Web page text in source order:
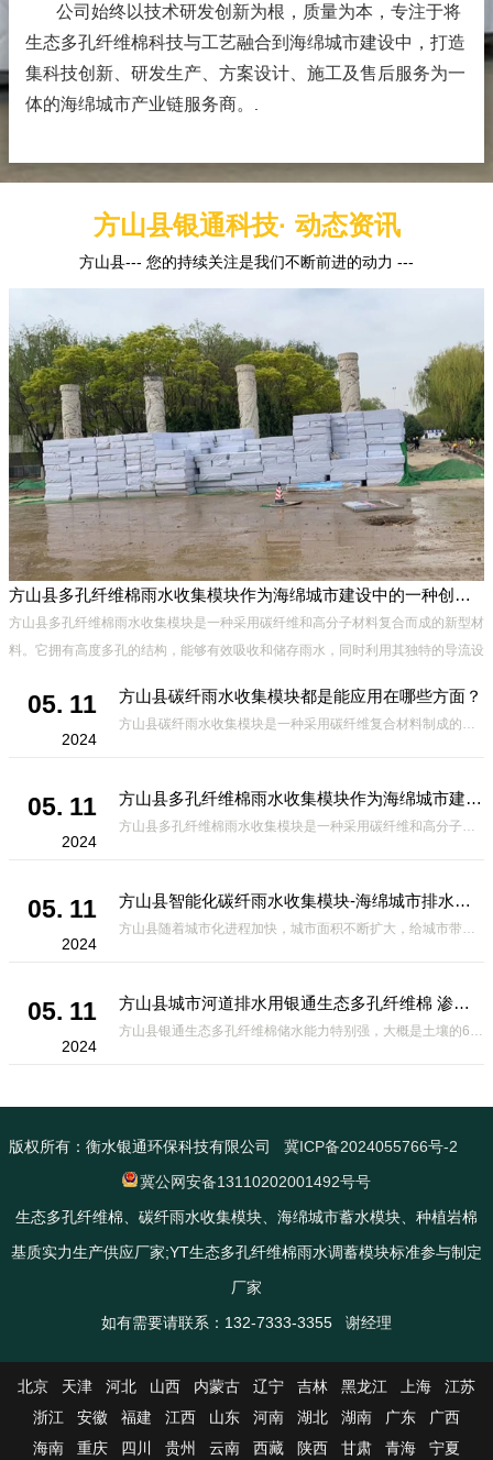
公司始终以技术研发创新为根，质量为本，专注于将
生态多孔纤维棉科技与工艺融合到海绵城市建设中，打造
集科技创新、研发生产、方案设计、施工及售后服务为一
体的海绵城市产业链服务商。
方山县银通科技· 动态资讯
方山县--- 您的持续关注是我们不断前进的动力 ---
方山县多孔纤维棉雨水收集模块作为海绵城市建设中的一种创新材料
方山县多孔纤维棉雨水收集模块是一种采用碳纤维和高分子材料复合而成的新型材
料。它拥有高度多孔的结构，能够有效吸收和储存雨水，同时利用其独特的导流设
05. 11
2024
方山县碳纤雨水收集模块都是能应用在哪些方面？
方山县碳纤雨水收集模块是一种采用碳纤维复合材料制成的雨水收集装置，具有*、环保、可持续等诸多优点。这种模块的设计独特，结构轻巧且强度高，耐腐蚀，能够在各种环境条件下稳定运行。其广泛的应用领域不仅体现在城市规
05. 11
2024
方山县多孔纤维棉雨水收集模块作为海绵城市建设中的一种创新材料
方山县多孔纤维棉雨水收集模块是一种采用碳纤维和高分子材料复合而成的新型材料。它拥有高度多孔的结构，能够有效吸收和储存雨水，同时利用其独特的导流设计，将雨水迅速排出，有效防止城市内涝的发生。此外，该材料还具有
05. 11
2024
方山县智能化碳纤雨水收集模块-海绵城市排水蓄水系统的优选项
方山县随着城市化进程加快，城市面积不断扩大，给城市带来的问题也随之增加。其中之一就是水资源的短缺。雨水收集是一种解决城市水资源短缺的有效途径。在雨水收集技术中，智能化碳纤雨水收集模块的出现，为解决城市水资源
05. 11
2024
方山县城市河道排水用银通生态多孔纤维棉 渗透性好重量轻
方山县银通生态多孔纤维棉储水能力特别强，大概是土壤的6倍，所以在下暴雨或者是严重的雨雪天气时，能将降水量很好的吸收掉，到了天气晴朗之后又会将这些水分蒸发到空气中。这种材料在绿化环保上能起到很大的作用，能够大
版权所有：衡水银通环保科技有限公司
冀ICP备2024055766号-2
冀公网安备13110202001492号号
生态多孔纤维棉、碳纤雨水收集模块、海绵城市蓄水模块、种植岩棉
基质实力生产供应厂家;YT生态多孔纤维棉雨水调蓄模块标准参与制定
厂家
如有需要请联系：132-7333-3355 谢经理
北京 天津 河北 山西 内蒙古 辽宁 吉林 黑龙江 上海
江苏
浙江
安徽 福建 江西 山东 河南 湖北 湖南 广东
广西
海南
重庆 四川 贵州 云南 西藏 陕西 甘肃 青海 宁夏